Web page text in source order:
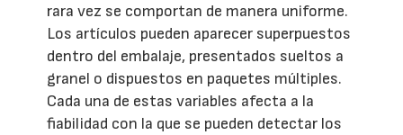
rara vez se comportan de manera uniforme.
Los artículos pueden aparecer superpuestos
dentro del embalaje, presentados sueltos a
granel o dispuestos en paquetes múltiples.
Cada una de estas variables afecta a la
fiabilidad con la que se pueden detectar los